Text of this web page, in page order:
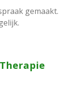
gemaakt.